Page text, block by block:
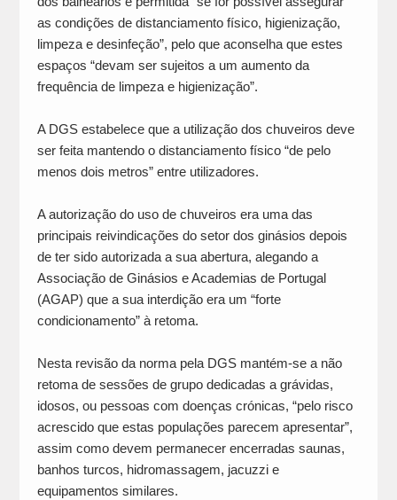
as condições de distanciamento físico, higienização,
limpeza e desinfeção”, pelo que aconselha que estes
espaços “devam ser sujeitos a um aumento da
frequência de limpeza e higienização”.
A DGS estabelece que a utilização dos chuveiros deve
ser feita mantendo o distanciamento físico “de pelo
menos dois metros” entre utilizadores.
A autorização do uso de chuveiros era uma das
principais reivindicações do setor dos ginásios depois
de ter sido autorizada a sua abertura, alegando a
Associação de Ginásios e Academias de Portugal
(AGAP) que a sua interdição era um “forte
condicionamento” à retoma.
Nesta revisão da norma pela DGS mantém-se a não
retoma de sessões de grupo dedicadas a grávidas,
idosos, ou pessoas com doenças crónicas, “pelo risco
acrescido que estas populações parecem apresentar”,
assim como devem permanecer encerradas saunas,
banhos turcos, hidromassagem, jacuzzi e
equipamentos similares.